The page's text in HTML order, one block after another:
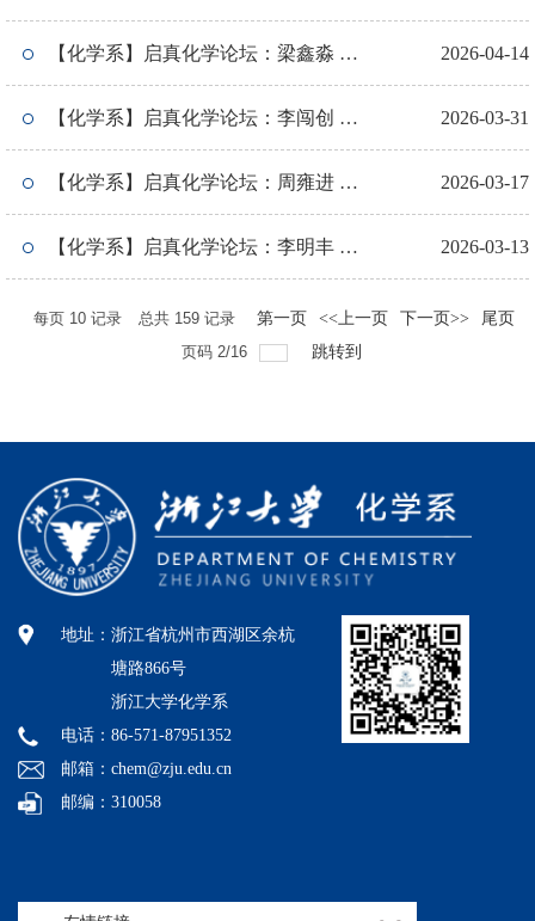
究员（中科院化学研究所）
【化学系】启真化学论坛：梁鑫淼 研
究员（中科院大连化物所）
2026-04-14
【化学系】启真化学论坛：李闯创 教
授（南方科技大学）
2026-03-31
【化学系】启真化学论坛：周雍进 研
究员（中科院大连化学物理研究所）
2026-03-17
【化学系】启真化学论坛：李明丰 教
授（中石化石油化工科学研究院）
2026-03-13
每页 10记录 总共 159记录 第一页 <<上一页 下一页>>
尾页
页码 2/16 跳转到
地址： 浙江省杭州市西湖区余杭
塘路866号
浙江大学化学系
电话：86-571-87951352
邮箱：chem@zju.edu.cn
邮编：310058